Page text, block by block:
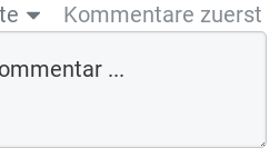
Kommentare zuerst